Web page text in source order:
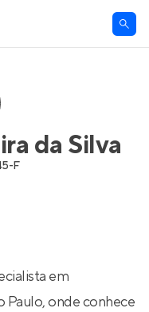
da Silva
F
em
Paulo, onde conhece